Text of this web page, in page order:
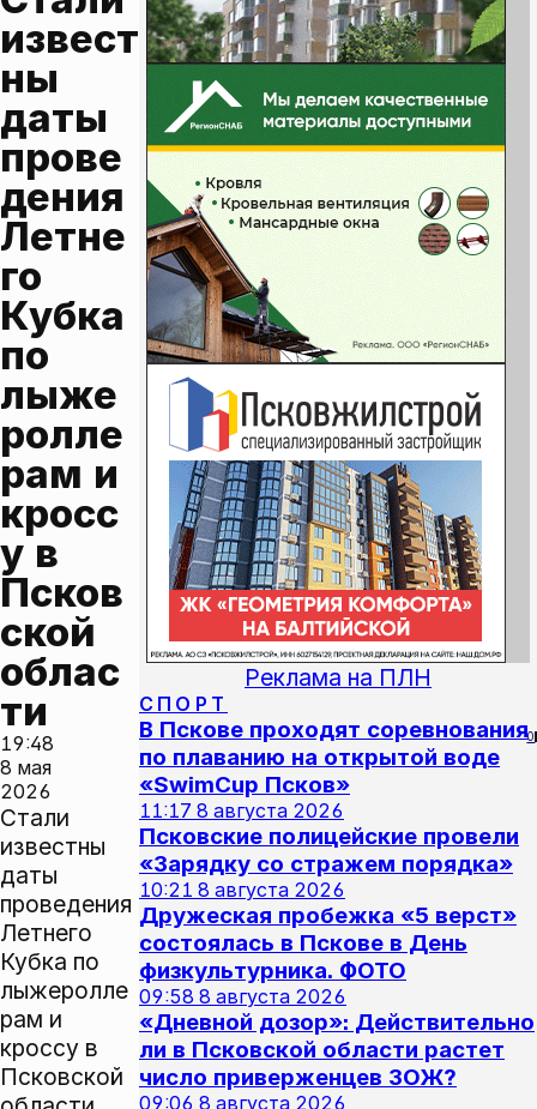
извест
ны
даты
прове
дения
Летне
го
Кубка
по
лыже
ролле
рам и
кросс
у в
Псков
ской
облас
ти
19:48
8 мая
2026
0
Стали
известны
даты
проведения
Летнего
Кубка по
лыжеролле
рам и
кроссу в
Псковской
Реклама на ПЛН
СПОРТ
В Пскове проходят соревнования
по плаванию на открытой воде
«SwimCup Псков»
11:17 8 августа 2026
Псковские полицейские провели
«Зарядку со стражем порядка»
10:21 8 августа 2026
Дружеская пробежка «5 верст»
состоялась в Пскове в День
физкультурника. ФОТО
09:58 8 августа 2026
«Дневной дозор»: Действительно
ли в Псковской области растет
число приверженцев ЗОЖ?
09:06 8 августа 2026